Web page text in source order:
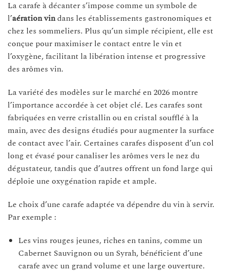
La carafe à décanter s’impose comme un symbole de
l’aération vindans les établissements gastronomiques et
chez les sommeliers. Plus qu’un simple récipient, elle est
conçue pour maximiser le contact entre le vin et
l’oxygène, facilitant la libération intense et progressive
des arômes vin.
La variété des modèles sur le marché en 2026 montre
l’importance accordée à cet objet clé. Les carafes sont
fabriquées en verre cristallin ou en cristal soufflé à la
main, avec des designs étudiés pour augmenter la surface
de contact avec l’air. Certaines carafes disposent d’un col
long et évasé pour canaliser les arômes vers le nez du
dégustateur, tandis que d’autres offrent un fond large qui
déploie une oxygénation rapide et ample.
Le choix d’une carafe adaptée va dépendre du vin à servir.
Par exemple :
Les vins rouges jeunes, riches en tanins, comme un
Cabernet Sauvignon ou un Syrah, bénéficient d’une
carafe avec un grand volume et une large ouverture.